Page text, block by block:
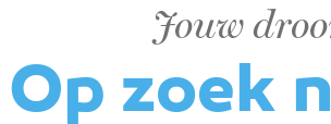
Jouw
Op zoek